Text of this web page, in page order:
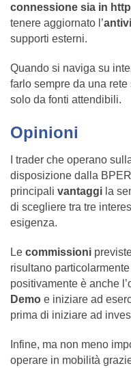
connessione sia in
tenere aggiornato l’
supporti esterni.
Quando si naviga su
farlo sempre da una
solo da fonti attendibili.
Opinioni
I trader che operano
disposizione dalla
principali vantaggi la
di scegliere tra tre
esigenza.
Le commissioni
risultano
positivamente è anche
Demo e iniziare ad
prima di iniziare ad
Infine, ma non meno
operare in mobilità